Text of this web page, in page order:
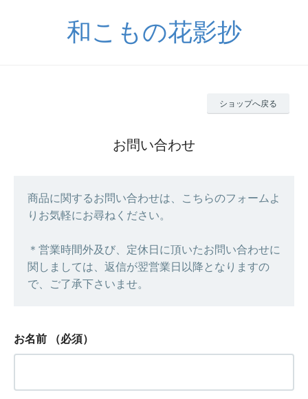
和こもの花影抄
ショップへ戻る
お問い合わせ
商品に関するお問い合わせは、こちらのフォームよ
りお気軽にお尋ねください。
＊営業時間外及び、定休日に頂いたお問い合わせに
関しましては、返信が翌営業日以降となりますの
で、ご了承下さいませ。
お名前 （必須）